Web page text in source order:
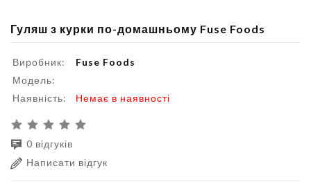
Гуляш з курки по-домашньому Fuse Foods
Виробник:
Fuse Foods
Модель:
Наявність:
Немає в наявності
0 відгуків
Написати відгук